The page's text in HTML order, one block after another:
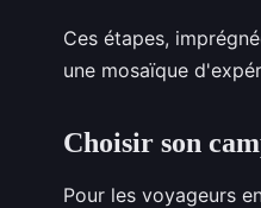
Ces étapes,
une mosaïque
Choisir son
Pour les voyageurs